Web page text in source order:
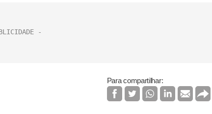
Para compartilhar: